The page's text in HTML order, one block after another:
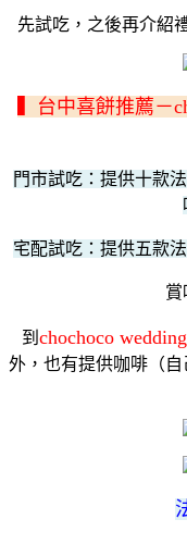
先試吃，之後再介紹
▍台中喜餅推薦－
門市試吃：提供十款
宅配試吃：提供五款
賞
到 chochoco
外，也有提供咖啡（